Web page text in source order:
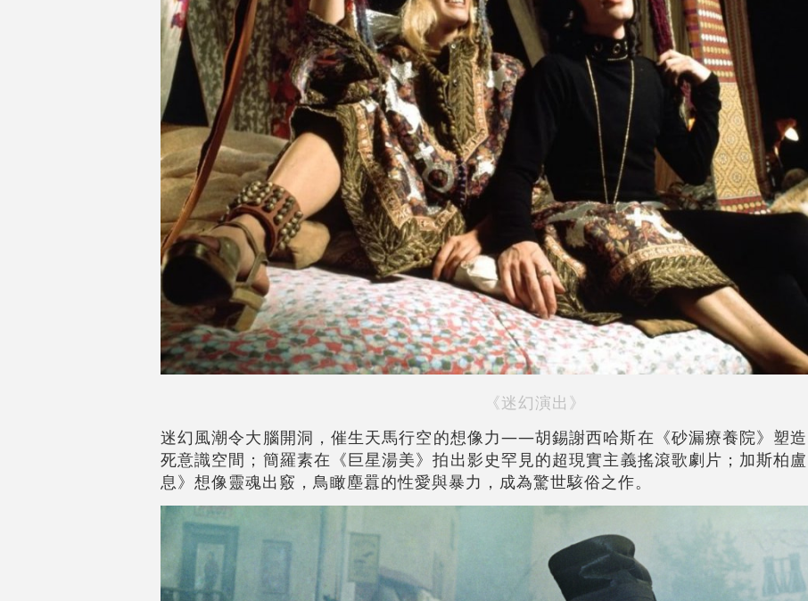
《迷幻演出》
迷幻風潮令大腦開洞，催生天馬行空的想像力——胡錫謝西哈斯在《砂漏療養院》塑
死意識空間；簡羅素在《巨星湯美》拍出影史罕見的超現實主義搖滾歌劇片；加斯柏
息》想像靈魂出竅，鳥瞰塵囂的性愛與暴力，成為驚世駭俗之作。